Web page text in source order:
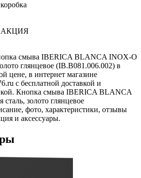
коробка
АКЦИЯ
смыва IBERICA BLANCA INOX-O
глянцевое (IB.B081.006.002) в
цене, в интернет магазине
с бесплатной доставкой и
Кнопка смыва IBERICA BLANCA
золото глянцевое
фото, характеристики, отзывы
и аксессуары.